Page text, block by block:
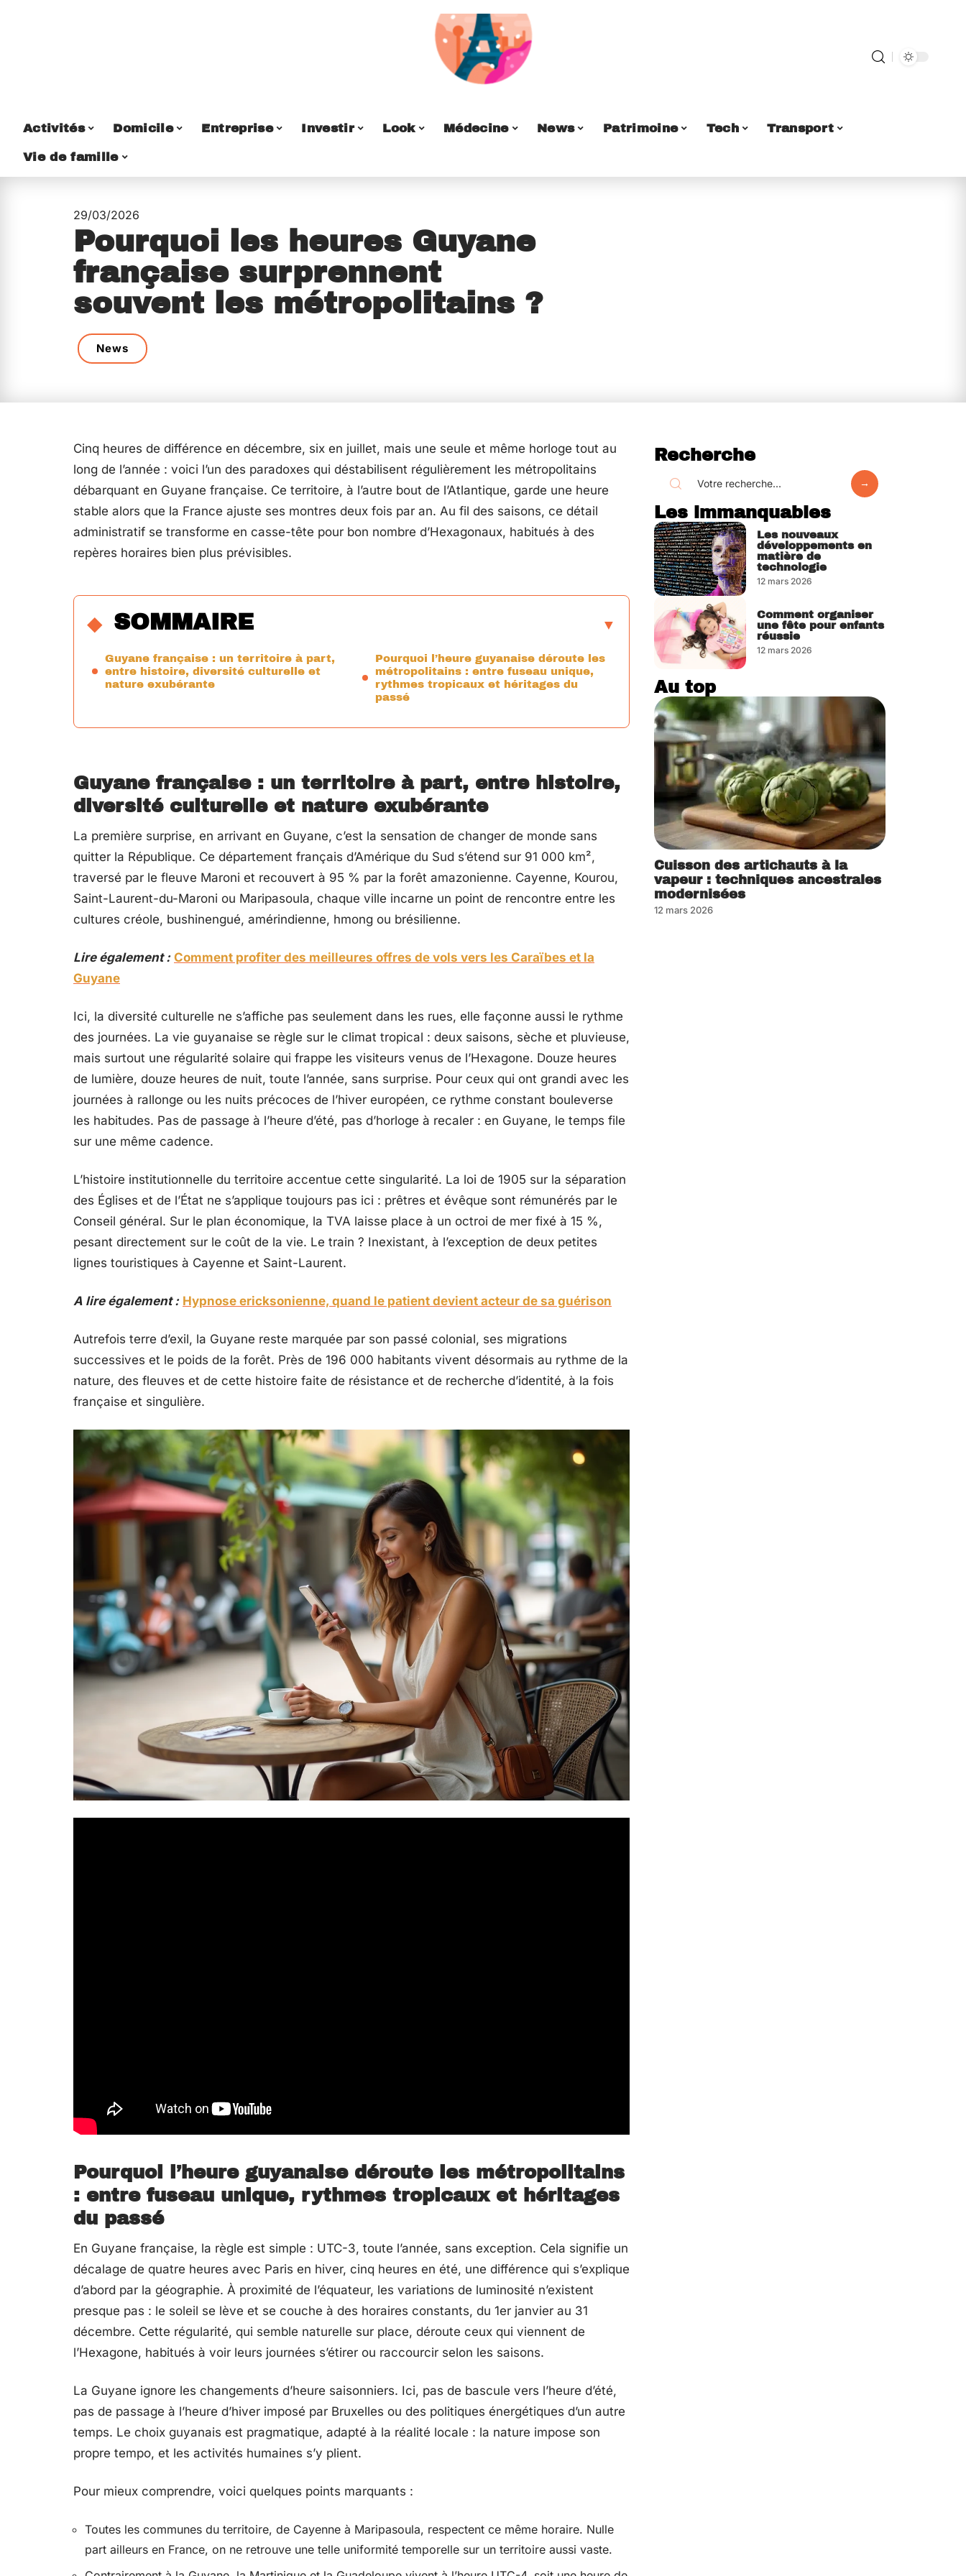
Activités Domicile Entreprise Investir Look Médecine News Patrimoine Tech Transport
Vie de famille
29/03/2026
Pourquoi les heures Guyane
française surprennent
souvent les métropolitains ?
News
Cinq heures de différence en décembre, six en juillet, mais une seule et même horloge tout au
long de l’année : voici l’un des paradoxes qui déstabilisent régulièrement les métropolitains
débarquant en Guyane française. Ce territoire, à l’autre bout de l’Atlantique, garde une heure
stable alors que la France ajuste ses montres deux fois par an. Au fil des saisons, ce détail
administratif se transforme en casse-tête pour bon nombre d’Hexagonaux, habitués à des
repères horaires bien plus prévisibles.
SOMMAIRE
Guyane française : un territoire à part,
entre histoire, diversité culturelle et
nature exubérante
Pourquoi l’heure guyanaise déroute les
métropolitains : entre fuseau unique,
rythmes tropicaux et héritages du
passé
Guyane française : un territoire à part, entre histoire,
diversité culturelle et nature exubérante
La première surprise, en arrivant en Guyane, c’est la sensation de changer de monde sans
quitter la République. Ce département français d’Amérique du Sud s’étend sur 91 000 km²,
traversé par le fleuve Maroni et recouvert à 95 % par la forêt amazonienne. Cayenne, Kourou,
Saint-Laurent-du-Maroni ou Maripasoula, chaque ville incarne un point de rencontre entre les
cultures créole, bushinengué, amérindienne, hmong ou brésilienne.
Lire également : Comment profiter des meilleures offres de vols vers les Caraïbes et la
Guyane
Ici, la diversité culturelle ne s’affiche pas seulement dans les rues, elle façonne aussi le rythme
des journées. La vie guyanaise se règle sur le climat tropical : deux saisons, sèche et pluvieuse,
mais surtout une régularité solaire qui frappe les visiteurs venus de l’Hexagone. Douze heures
de lumière, douze heures de nuit, toute l’année, sans surprise. Pour ceux qui ont grandi avec les
journées à rallonge ou les nuits précoces de l’hiver européen, ce rythme constant bouleverse
les habitudes. Pas de passage à l’heure d’été, pas d’horloge à recaler : en Guyane, le temps file
sur une même cadence.
L’histoire institutionnelle du territoire accentue cette singularité. La loi de 1905 sur la séparation
des Églises et de l’État ne s’applique toujours pas ici : prêtres et évêque sont rémunérés par le
Conseil général. Sur le plan économique, la TVA laisse place à un octroi de mer fixé à 15 %,
pesant directement sur le coût de la vie. Le train ? Inexistant, à l’exception de deux petites
lignes touristiques à Cayenne et Saint-Laurent.
A lire également : Hypnose ericksonienne, quand le patient devient acteur de sa guérison
Autrefois terre d’exil, la Guyane reste marquée par son passé colonial, ses migrations
successives et le poids de la forêt. Près de 196 000 habitants vivent désormais au rythme de la
nature, des fleuves et de cette histoire faite de résistance et de recherche d’identité, à la fois
française et singulière.
Pourquoi l’heure guyanaise déroute les métropolitains
: entre fuseau unique, rythmes tropicaux et héritages
du passé
En Guyane française, la règle est simple : UTC-3, toute l’année, sans exception. Cela signifie un
décalage de quatre heures avec Paris en hiver, cinq heures en été, une différence qui s’explique
d’abord par la géographie. À proximité de l’équateur, les variations de luminosité n’existent
presque pas : le soleil se lève et se couche à des horaires constants, du 1er janvier au 31
décembre. Cette régularité, qui semble naturelle sur place, déroute ceux qui viennent de
l’Hexagone, habitués à voir leurs journées s’étirer ou raccourcir selon les saisons.
La Guyane ignore les changements d’heure saisonniers. Ici, pas de bascule vers l’heure d’été,
pas de passage à l’heure d’hiver imposé par Bruxelles ou des politiques énergétiques d’un autre
temps. Le choix guyanais est pragmatique, adapté à la réalité locale : la nature impose son
propre tempo, et les activités humaines s’y plient.
Pour mieux comprendre, voici quelques points marquants :
Toutes les communes du territoire, de Cayenne à Maripasoula, respectent ce même horaire. Nulle
part ailleurs en France, on ne retrouve une telle uniformité temporelle sur un territoire aussi vaste.
Recherche
Les immanquables
Les nouveaux
développements en
matière de
technologie
12 mars 2026
Comment organiser
une fête pour enfants
réussie
12 mars 2026
Au top
Cuisson des artichauts à la
vapeur : techniques ancestrales
modernisées
12 mars 2026